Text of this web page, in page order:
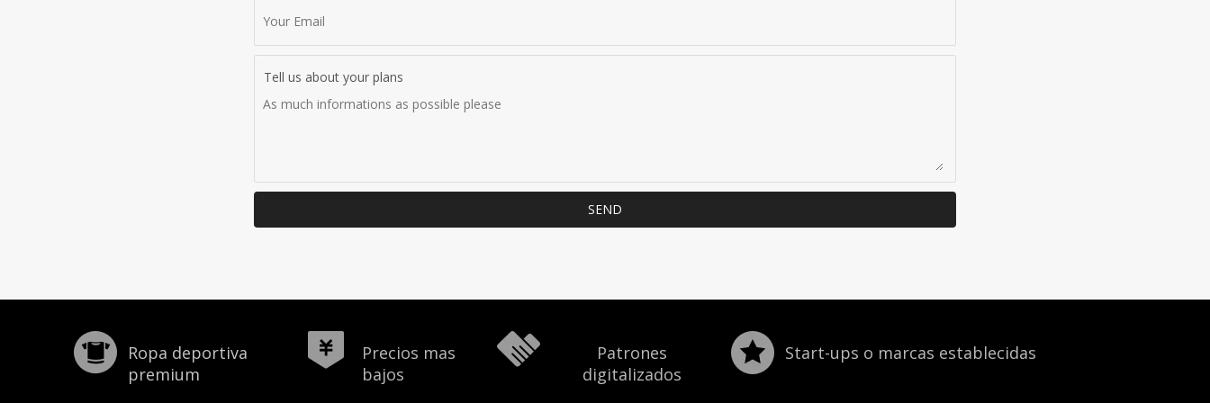
Tell us about your plans
SEND
Ropa deportiva
premium
Precios mas
bajos
Patrones
digitalizados
Start-ups o marcas establecidas